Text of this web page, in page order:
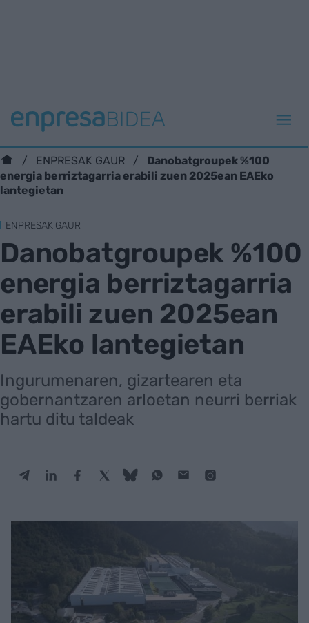
ENPRESAK GAUR
Danobatgroupek %100
energia berriztagarria erabili zuen 2025ean EAEko
lantegietan
ENPRESAK GAUR
Danobatgroupek %100
energia berriztagarria
erabili zuen 2025ean
EAEko lantegietan
Ingurumenaren, gizartearen eta
gobernantzaren arloetan neurri berriak
hartu ditu taldeak